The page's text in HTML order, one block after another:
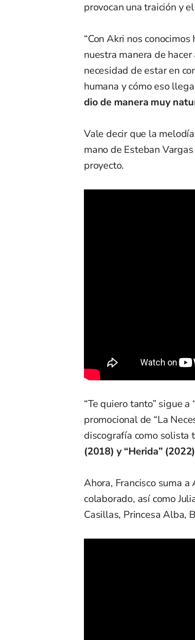
provocan una traición y
“Con Akri nos
nuestra manera de
necesidad de estar en
humana y cómo eso
dio de manera muy
Vale decir que la
mano de Esteban
proyecto.
“Te quiero tanto” sigue a
promocional de “La
discografía como solista
(2018) y “Herida” (2022)
Ahora, Francisco suma
colaborado, así como
Casillas, Princesa Alba,